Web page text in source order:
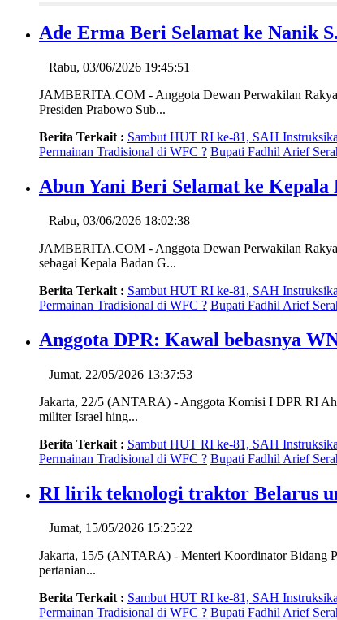
Ade Erma Beri Selamat ke Nanik
Rabu, 03/06/2026 19:45:51
JAMBERITA.COM - Anggota Dewan Perwakilan
Presiden Prabowo Sub...
Berita Terkait : Sambut HUT RI ke-81, SAH
Permainan Tradisional di WFC ? Bupati Fadhil Arief
Abun Yani Beri Selamat ke
Rabu, 03/06/2026 18:02:38
JAMBERITA.COM - Anggota Dewan Perwakilan
sebagai Kepala Badan G...
Berita Terkait : Sambut HUT RI ke-81, SAH
Permainan Tradisional di WFC ? Bupati Fadhil Arief
Anggota DPR: Kawal bebasnya
Jumat, 22/05/2026 13:37:53
Jakarta, 22/5 (ANTARA) - Anggota Komisi I DPR RI
militer Israel hing...
Berita Terkait : Sambut HUT RI ke-81, SAH
Permainan Tradisional di WFC ? Bupati Fadhil Arief
RI lirik teknologi traktor Belarus
Jumat, 15/05/2026 15:25:22
Jakarta, 15/5 (ANTARA) - Menteri Koordinator Bidang
pertanian...
Berita Terkait : Sambut HUT RI ke-81, SAH
Permainan Tradisional di WFC ? Bupati Fadhil Arief